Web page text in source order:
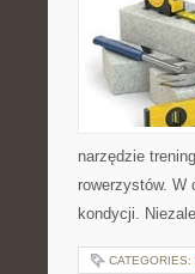
narzędzie
rowerzystów. W
kondycji.
CATEGORIES: